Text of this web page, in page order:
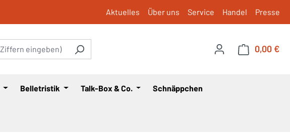
Aktuelles Über uns Service Handel Presse
0,00 €
Belletristik Talk-Box & Co. Schnäppchen